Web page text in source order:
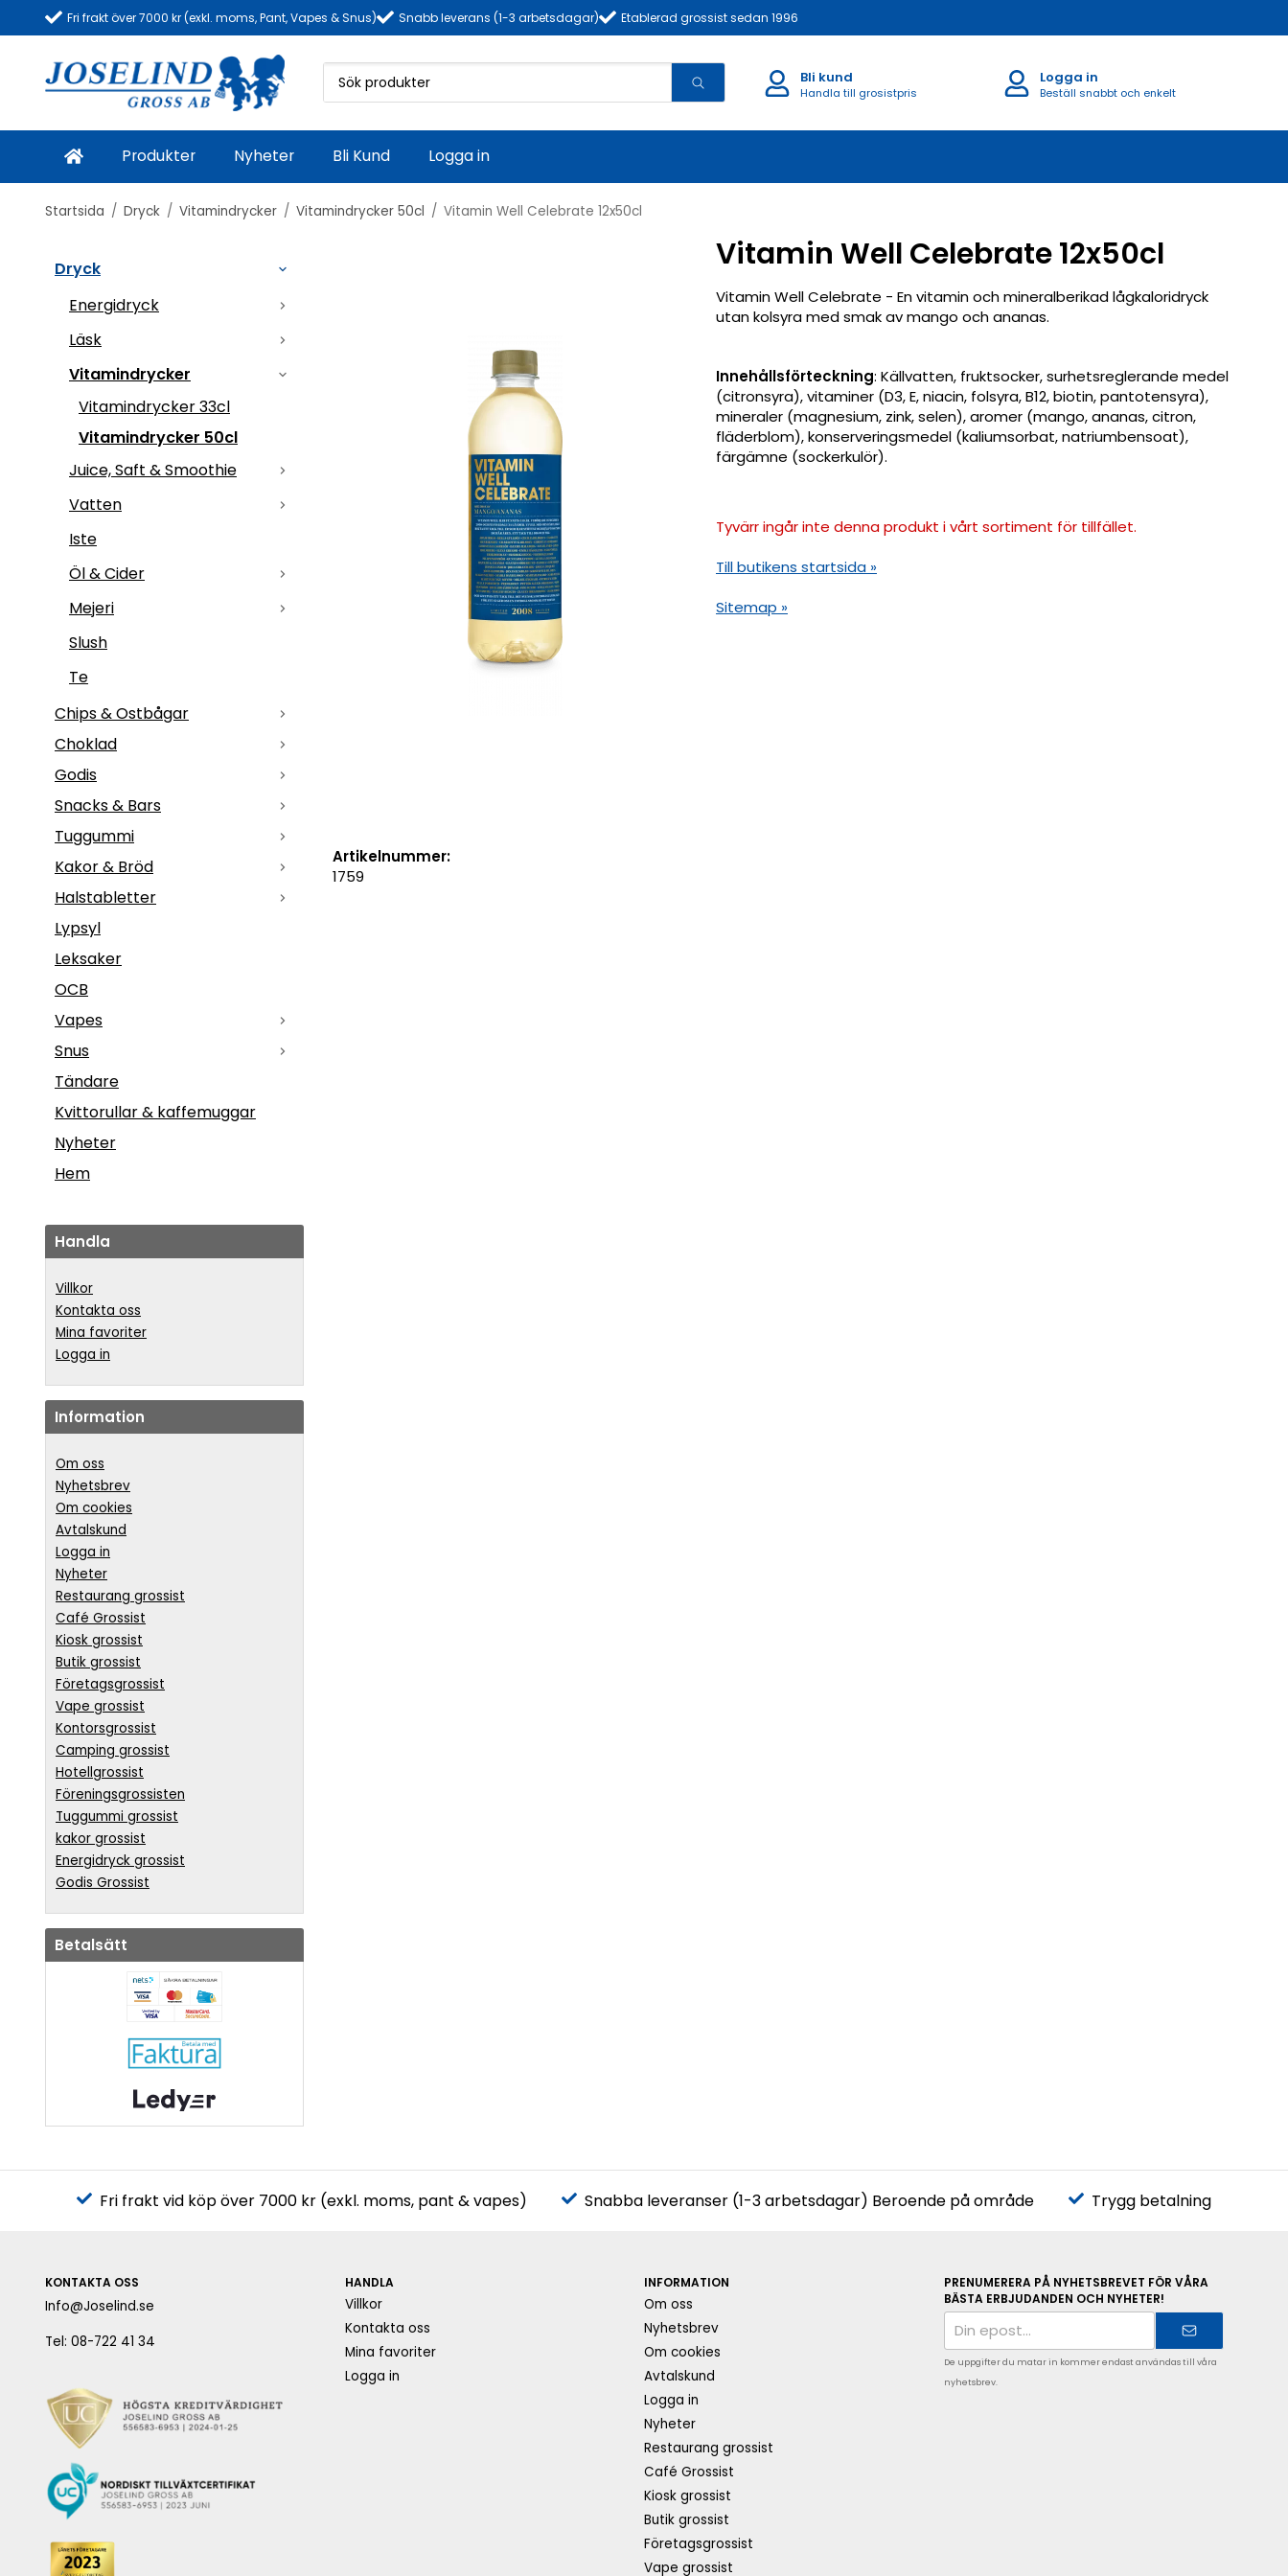
Fri frakt över 7000 kr (exkl. moms, Pant, Vapes & Snus) Snabb leverans (1-3 arbetsdagar) Etablerad grossist sedan 1996
Bli kund
Handla till grosistpris
Logga in
Beställ snabbt och enkelt
Produkter Nyheter Bli Kund Logga in
Startsida / Dryck / Vitamindrycker / Vitamindrycker 50cl / Vitamin Well Celebrate 12x50cl
Dryck
Energidryck
Läsk
Vitamindrycker
Vitamindrycker 33cl
Vitamindrycker 50cl
Juice, Saft & Smoothie
Vatten
Iste
Öl & Cider
Mejeri
Slush
Te
Chips & Ostbågar
Choklad
Godis
Snacks & Bars
Tuggummi
Kakor & Bröd
Halstabletter
Lypsyl
Leksaker
OCB
Vapes
Snus
Tändare
Kvittorullar & kaffemuggar
Nyheter
Hem
Handla
Villkor
Kontakta oss
Mina favoriter
Logga in
Information
Om oss
Nyhetsbrev
Om cookies
Avtalskund
Logga in
Nyheter
Restaurang grossist
Café Grossist
Kiosk grossist
Butik grossist
Företagsgrossist
Vape grossist
Kontorsgrossist
Camping grossist
Hotellgrossist
Föreningsgrossisten
Tuggummi grossist
kakor grossist
Energidryck grossist
Godis Grossist
Betalsätt
Vitamin Well Celebrate 12x50cl
Vitamin Well Celebrate - En vitamin och mineralberikad lågkaloridryck
utan kolsyra med smak av mango och ananas.
Innehållsförteckning: Källvatten, fruktsocker, surhetsreglerande medel
(citronsyra), vitaminer (D3, E, niacin, folsyra, B12, biotin, pantotensyra),
mineraler (magnesium, zink, selen), aromer (mango, ananas, citron,
fläderblom), konserveringsmedel (kaliumsorbat, natriumbensoat),
färgämne (sockerkulör).
Tyvärr ingår inte denna produkt i vårt sortiment för tillfället.
Till butikens startsida »
Sitemap »
Artikelnummer:
1759
Fri frakt vid köp över 7000 kr (exkl. moms, pant & vapes) Snabba leveranser (1-3 arbetsdagar) Beroende på område Trygg betalning
KONTAKTA OSS
Info@Joselind.se
Tel: 08-722 41 34
HANDLA
Villkor
Kontakta oss
Mina favoriter
Logga in
INFORMATION
Om oss
Nyhetsbrev
Om cookies
Avtalskund
Logga in
Nyheter
Restaurang grossist
Café Grossist
Kiosk grossist
Butik grossist
Företagsgrossist
Vape grossist
PRENUMERERA PÅ NYHETSBREVET FÖR VÅRA
BÄSTA ERBJUDANDEN OCH NYHETER!
E-
postadress
De uppgifter du matar in kommer endast användas till våra
nyhetsbrev.